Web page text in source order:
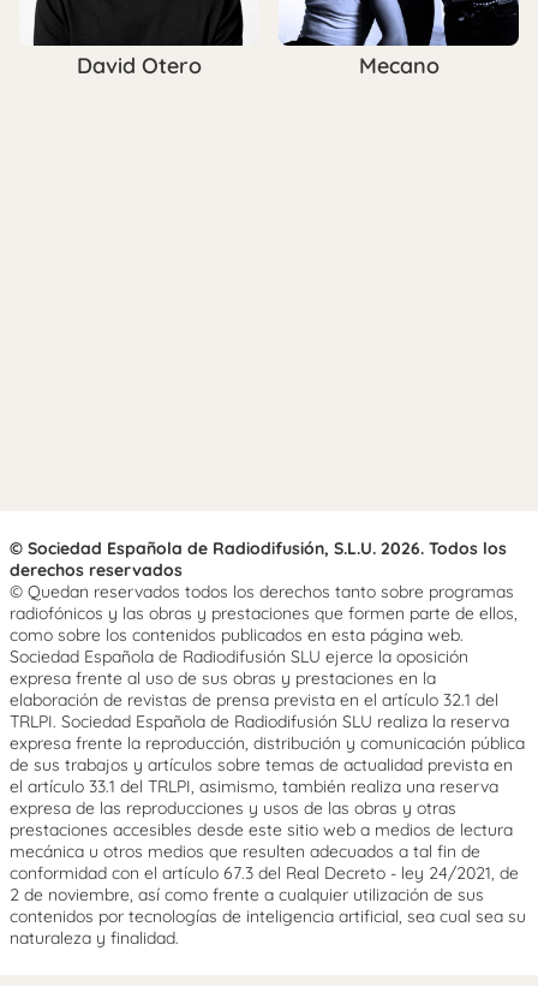
David Otero Mecano
© Sociedad Española de Radiodifusión, S.L.U. 2026. Todos los
derechos reservados
© Quedan reservados todos los derechos tanto sobre programas
radiofónicos y las obras y prestaciones que formen parte de ellos,
como sobre los contenidos publicados en esta página web.
Sociedad Española de Radiodifusión SLU ejerce la oposición
expresa frente al uso de sus obras y prestaciones en la
elaboración de revistas de prensa prevista en el artículo 32.1 del
TRLPI. Sociedad Española de Radiodifusión SLU realiza la reserva
expresa frente la reproducción, distribución y comunicación pública
de sus trabajos y artículos sobre temas de actualidad prevista en
el artículo 33.1 del TRLPI, asimismo, también realiza una reserva
expresa de las reproducciones y usos de las obras y otras
prestaciones accesibles desde este sitio web a medios de lectura
mecánica u otros medios que resulten adecuados a tal fin de
conformidad con el artículo 67.3 del Real Decreto - ley 24/2021, de
2 de noviembre, así como frente a cualquier utilización de sus
contenidos por tecnologías de inteligencia artificial, sea cual sea su
naturaleza y finalidad.